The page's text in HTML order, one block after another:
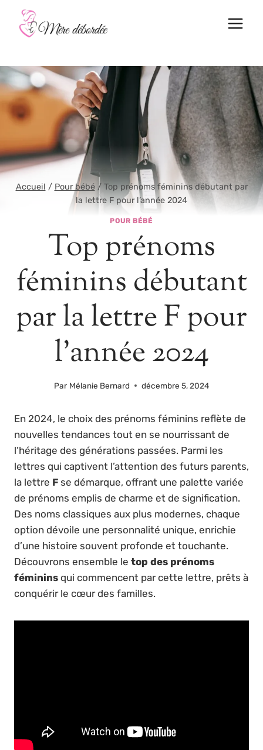
contenu
Accueil / Pour bébé / Top prénoms féminins débutant par
la lettre F pour l’année 2024
POUR BÉBÉ
Top prénoms
féminins débutant
par la lettre F pour
l’année 2024
Par Mélanie Bernard décembre 5, 2024
En 2024, le choix des prénoms féminins reflète de
nouvelles tendances tout en se nourrissant de
l’héritage des générations passées. Parmi les
lettres qui captivent l’attention des futurs parents,
la lettre F se démarque, offrant une palette variée
de prénoms emplis de charme et de signification.
Des noms classiques aux plus modernes, chaque
option dévoile une personnalité unique, enrichie
d’une histoire souvent profonde et touchante.
Découvrons ensemble le top des prénoms
féminins qui commencent par cette lettre, prêts à
conquérir le cœur des familles.